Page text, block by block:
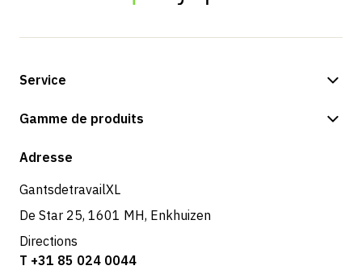
Service
Options de paiement
Retours et service
Gamme de produits
Boutique
Adresse
GantsdetravailXL
De Star 25, 1601 MH, Enkhuizen
Directions
T +31 85 024 0044